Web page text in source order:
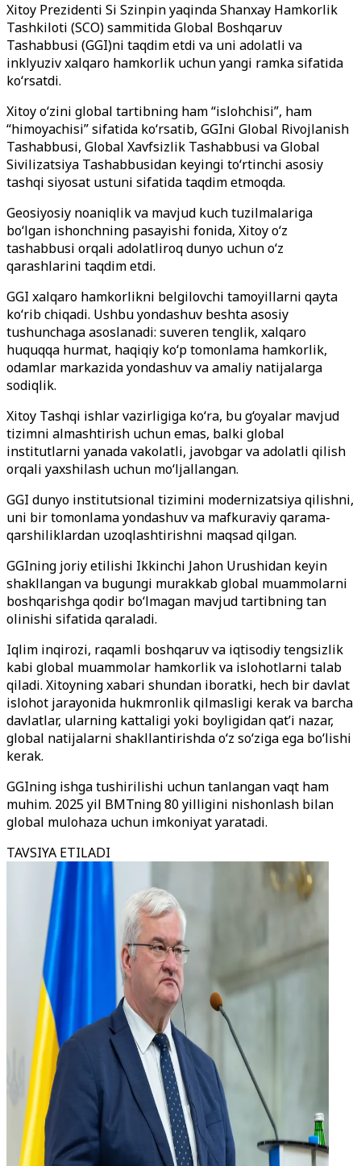
Xitoy Prezidenti Si Szinpin yaqinda Shanxay Hamkorlik
Tashkiloti (SCO) sammitida Global Boshqaruv
Tashabbusi (GGI)ni taqdim etdi va uni adolatli va
inklyuziv xalqaro hamkorlik uchun yangi ramka sifatida
ko‘rsatdi.
Xitoy o‘zini global tartibning ham “islohchisi”, ham
“himoyachisi” sifatida ko‘rsatib, GGIni Global Rivojlanish
Tashabbusi, Global Xavfsizlik Tashabbusi va Global
Sivilizatsiya Tashabbusidan keyingi to‘rtinchi asosiy
tashqi siyosat ustuni sifatida taqdim etmoqda.
Geosiyosiy noaniqlik va mavjud kuch tuzilmalariga
bo‘lgan ishonchning pasayishi fonida, Xitoy o‘z
tashabbusi orqali adolatliroq dunyo uchun o‘z
qarashlarini taqdim etdi.
GGI xalqaro hamkorlikni belgilovchi tamoyillarni qayta
ko‘rib chiqadi. Ushbu yondashuv beshta asosiy
tushunchaga asoslanadi: suveren tenglik, xalqaro
huquqqa hurmat, haqiqiy ko‘p tomonlama hamkorlik,
odamlar markazida yondashuv va amaliy natijalarga
sodiqlik.
Xitoy Tashqi ishlar vazirligiga ko‘ra, bu g‘oyalar mavjud
tizimni almashtirish uchun emas, balki global
institutlarni yanada vakolatli, javobgar va adolatli qilish
orqali yaxshilash uchun mo‘ljallangan.
GGI dunyo institutsional tizimini modernizatsiya qilishni,
uni bir tomonlama yondashuv va mafkuraviy qarama-
qarshiliklardan uzoqlashtirishni maqsad qilgan.
GGIning joriy etilishi Ikkinchi Jahon Urushidan keyin
shakllangan va bugungi murakkab global muammolarni
boshqarishga qodir bo‘lmagan mavjud tartibning tan
olinishi sifatida qaraladi.
Iqlim inqirozi, raqamli boshqaruv va iqtisodiy tengsizlik
kabi global muammolar hamkorlik va islohotlarni talab
qiladi. Xitoyning xabari shundan iboratki, hech bir davlat
islohot jarayonida hukmronlik qilmasligi kerak va barcha
davlatlar, ularning kattaligi yoki boyligidan qat’i nazar,
global natijalarni shakllantirishda o‘z so‘ziga ega bo‘lishi
kerak.
GGIning ishga tushirilishi uchun tanlangan vaqt ham
muhim. 2025 yil BMTning 80 yilligini nishonlash bilan
global mulohaza uchun imkoniyat yaratadi.
TAVSIYA ETILADI